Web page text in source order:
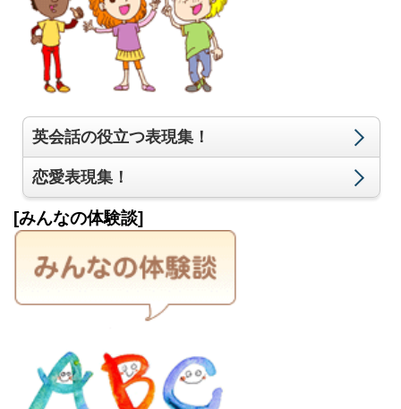
英会話の役立つ表現集！
恋愛表現集！
[みんなの体験談]